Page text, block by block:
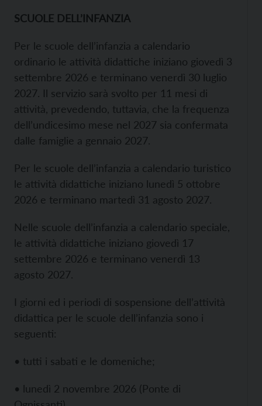
SCUOLE DELL’INFANZIA
Per le scuole dell’infanzia a calendario
ordinario le attività didattiche iniziano giovedì 3
settembre 2026 e terminano venerdì 30 luglio
2027. Il servizio sarà svolto per 11 mesi di
attività, prevedendo, tuttavia, che la frequenza
dell’undicesimo mese nel 2027 sia confermata
dalle famiglie a gennaio 2027.
Per le scuole dell’infanzia a calendario turistico
le attività didattiche iniziano lunedì 5 ottobre
2026 e terminano martedì 31 agosto 2027.
Nelle scuole dell’infanzia a calendario speciale,
le attività didattiche iniziano giovedì 17
settembre 2026 e terminano venerdì 13
agosto 2027.
I giorni ed i periodi di sospensione dell’attività
didattica per le scuole dell’infanzia sono i
seguenti:
• tutti i sabati e le domeniche;
• lunedì 2 novembre 2026 (Ponte di